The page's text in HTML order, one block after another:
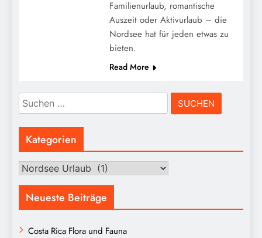
Familienurlaub, romantische
Auszeit oder Aktivurlaub – die
Nordsee hat für jeden etwas zu
bieten.
Read More
Suchen
nach:
Kategorien
Kategorien
Neueste Beiträge
Costa Rica Flora und Fauna